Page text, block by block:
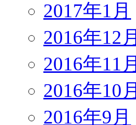
2017年1月
2016年12月
2016年11月
2016年10月
2016年9月